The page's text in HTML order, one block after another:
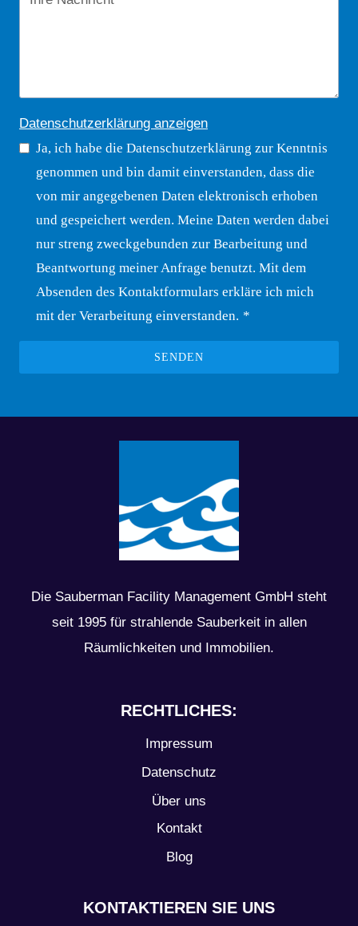
Datenschutzerklärung anzeigen
Ja, ich habe die Datenschutzerklärung zur Kenntnis
genommen und bin damit einverstanden, dass die
von mir angegebenen Daten elektronisch erhoben
und gespeichert werden. Meine Daten werden dabei
nur streng zweckgebunden zur Bearbeitung und
Beantwortung meiner Anfrage benutzt. Mit dem
Absenden des Kontaktformulars erkläre ich mich
mit der Verarbeitung einverstanden. *
SENDEN
Die Sauberman Facility Management GmbH steht
seit 1995 für strahlende Sauberkeit in allen
Räumlichkeiten und Immobilien.
RECHTLICHES:
Impressum
Datenschutz
Über uns
Kontakt
Blog
KONTAKTIEREN SIE UNS